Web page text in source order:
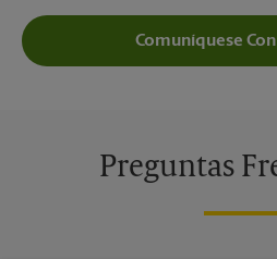
Comuníquese
Preguntas